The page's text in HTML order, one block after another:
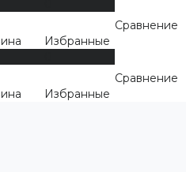
Избранные
Сравнение
Избранные
Сравнение